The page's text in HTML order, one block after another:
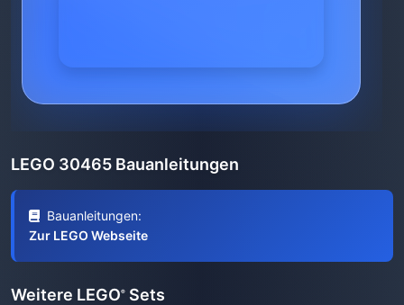
LEGO 30465 Bauanleitungen
Bauanleitungen:
Zur LEGO Webseite
Weitere LEGO® Sets